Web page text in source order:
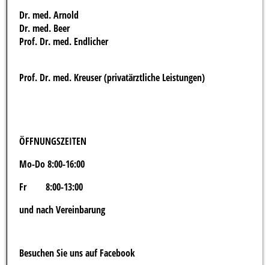
Dr. med. Arnold
Dr. med. Beer
Prof. Dr. med. Endlicher
Prof. Dr. med. Kreuser (privatärztliche Leistungen)
ÖFFNUNGSZEITEN
Mo-Do 8:00-16:00
Fr 8:00-13:00
und nach Vereinbarung
Besuchen Sie uns auf Facebook